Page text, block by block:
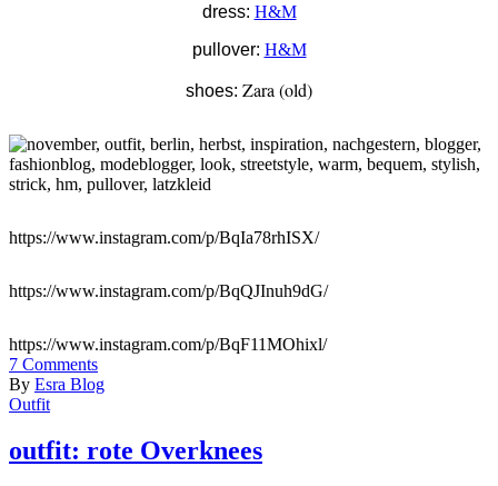
dress: H&M
pullover: H&M
shoes: Zara (old)
https://www.instagram.com/p/BqIa78rhISX/
https://www.instagram.com/p/BqQJInuh9dG/
https://www.instagram.com/p/BqF11MOhixl/
7 Comments
By Esra Blog
Outfit
outfit: rote Overknees